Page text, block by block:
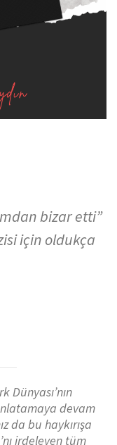
bizar etti”
için oldukça
devam
da bu haykırışa
irdeleyen tüm